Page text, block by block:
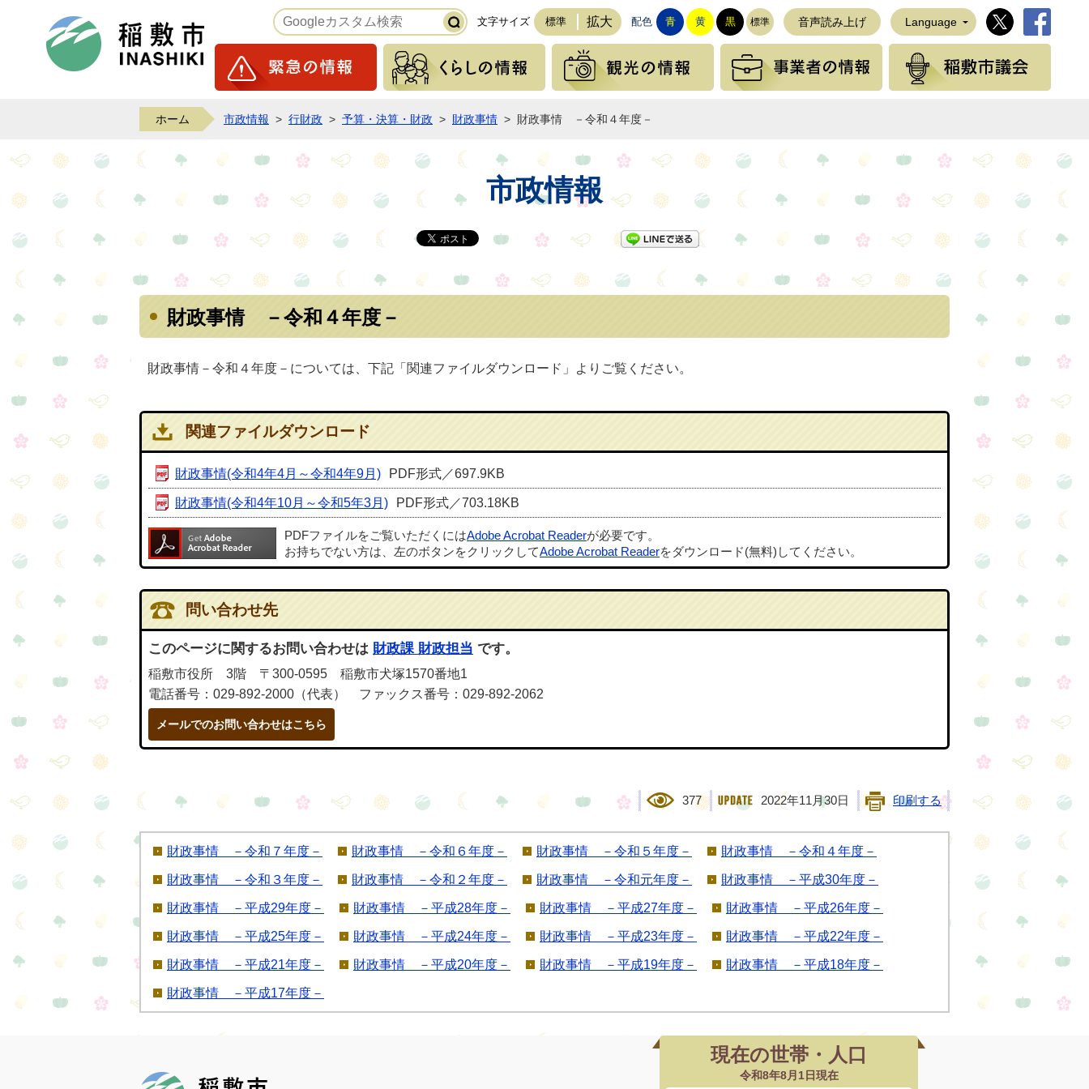
稲敷市ホームページ 文字サイズ 標準 拡大 配色 青 黄 黒 標準 音声読み上げ Language 稲敷市公式
緊急の情報 くらしの情報 観光の情報 事業者の情報
ホーム 市政情報 > 行財政 > 予算・決算・財政 > 財政事情 > 財政事情 －令和４年度－
市政情報
LINEで送る
財政事情 －令和４年度－
財政事情－令和４年度－については、下記「関連ファイルダウンロード」よりご覧ください。
関連ファイルダウンロード
財政事情(令和4年4月～令和4年9月) PDF形式／697.9KB
財政事情(令和4年10月～令和5年3月) PDF形式／703.18KB
PDFファイルをご覧いただくにはAdobe Acrobat Readerが必要です。
お持ちでない方は、左のボタンをクリックしてAdobe Acrobat Readerをダウンロード(無料)してください。
問い合わせ先
このページに関するお問い合わせは 財政課 財政担当 です。
稲敷市役所 3階 〒300-0595 稲敷市犬塚1570番地1
電話番号：029-892-2000（代表） ファックス番号：029-892-2062
メールでのお問い合わせはこちら
377 2022年11月30日 印刷する
財政事情 －令和７年度－ 財政事情 －令和６年度－ 財政事情 －令和５年度－ 財政事情 －令和４年度－
財政事情 －令和３年度－ 財政事情 －令和２年度－ 財政事情 －令和元年度－ 財政事情 －平成30年度－
財政事情 －平成29年度－ 財政事情 －平成28年度－ 財政事情 －平成27年度－ 財政事情 －平成26年度－
財政事情 －平成25年度－ 財政事情 －平成24年度－ 財政事情 －平成23年度－ 財政事情 －平成22年度－
財政事情 －平成21年度－ 財政事情 －平成20年度－ 財政事情 －平成19年度－ 財政事情 －平成18年度－
財政事情 －平成17年度－